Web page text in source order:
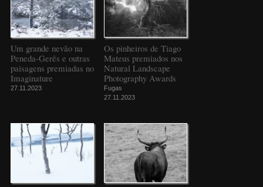
Um grande nevão na
Peneda-Gerês e outras
paisagens premiadas no
Imaginature
27.11.2023
Os pinheiros de Tiago
Mateus premiados nos
Natural Landscape
Photography Awards
Fugas
27.11.2023